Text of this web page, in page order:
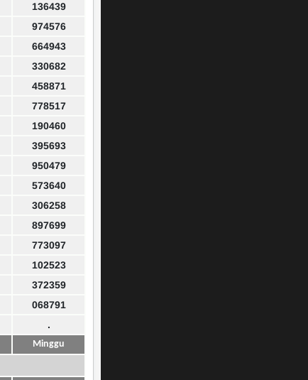
136439
974576
664943
330682
458871
778517
190460
395693
950479
573640
306258
897699
773097
102523
372359
068791
.
Minggu